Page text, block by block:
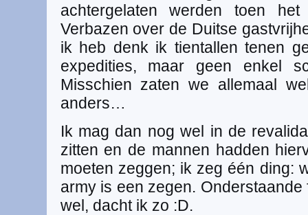
achtergelaten werden toen
Verbazen over de Duitse
ik heb denk ik tientallen tenen
expedities, maar geen enkel
Misschien zaten we allemaal
anders…
Ik mag dan nog wel in de
zitten en de mannen hadden
moeten zeggen; ik zeg één ding:
army is een zegen.
wel, dacht ik zo :D.